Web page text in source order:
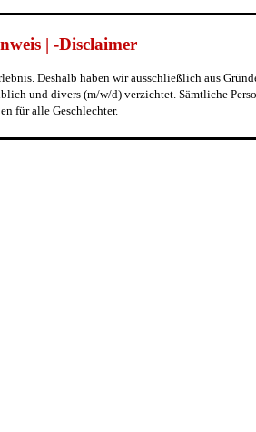
| -Disclaimer
Deshalb haben wir ausschließlich aus
und divers (m/w/d) verzichtet. Sämtliche
für alle Geschlechter.